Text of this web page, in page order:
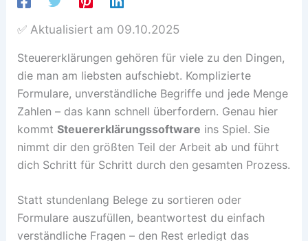
✅ Aktualisiert am 09.10.2025
Steuererklärungen gehören für viele zu den Dingen,
die man am liebsten aufschiebt. Komplizierte
Formulare, unverständliche Begriffe und jede Menge
Zahlen – das kann schnell überfordern. Genau hier
kommt Steuererklärungssoftware ins Spiel. Sie
nimmt dir den größten Teil der Arbeit ab und führt
dich Schritt für Schritt durch den gesamten Prozess.
Statt stundenlang Belege zu sortieren oder
Formulare auszufüllen, beantwortest du einfach
verständliche Fragen – den Rest erledigt das